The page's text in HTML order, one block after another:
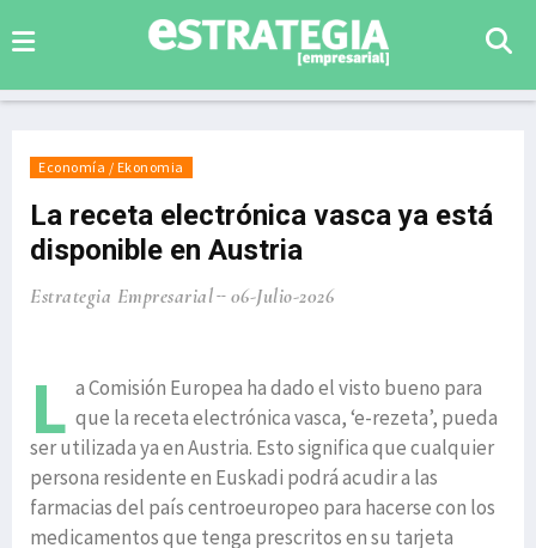
Economía / Ekonomia
La receta electrónica vasca ya está
disponible en Austria
Estrategia Empresarial 06-Julio-2026
L a Comisión Europea ha dado el visto bueno para
que la receta electrónica vasca, ‘e-rezeta’, pueda
ser utilizada ya en Austria. Esto significa que cualquier
persona residente en Euskadi podrá acudir a las
farmacias del país centroeuropeo para hacerse con los
medicamentos que tenga prescritos en su tarjeta